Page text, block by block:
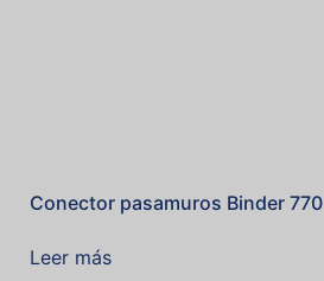
Conector pasamuros Binder 770
Leer más